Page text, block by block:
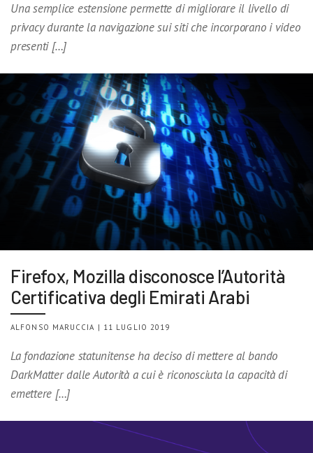
Una semplice estensione permette di migliorare il livello di
privacy durante la navigazione sui siti che incorporano i video
presenti […]
Firefox, Mozilla disconosce l’Autorità
Certificativa degli Emirati Arabi
ALFONSO MARUCCIA | 11 LUGLIO 2019
La fondazione statunitense ha deciso di mettere al bando
DarkMatter dalle Autorità a cui è riconosciuta la capacità di
emettere […]